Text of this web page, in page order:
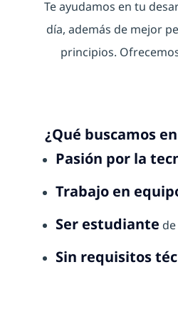
Te ayudamos en tu
día, además de mejor
principios.
¿Qué buscamos
Pasión por la
Trabajo en
Ser estudiante
Sin requisitos